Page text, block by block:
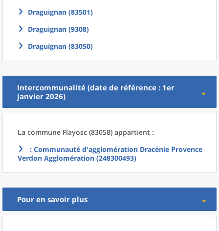
Draguignan (83501)
Draguignan (9308)
Draguignan (83050)
Intercommunalité (date de référence : 1er
janvier 2026)
La commune Flayosc (83058) appartient :
: Communauté d'agglomération Dracénie Provence
Verdon Agglomération (248300493)
Pour en savoir plus